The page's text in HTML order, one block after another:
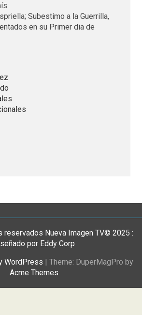
Subestimo a la Guerrilla,
en su Primer dia de
reservados Nueva Imagen TV© 2025 :
por Eddy Corp
WordPress | Theme: DuperMagPro by
Acme Themes